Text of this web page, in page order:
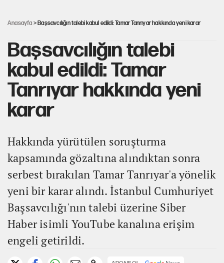
Anasayfa > Başsavcılığın talebi kabul edildi: Tamar Tanrıyar hakkında yeni karar
Başsavcılığın talebi
kabul edildi: Tamar
Tanrıyar hakkında yeni
karar
Hakkında yürütülen soruşturma
kapsamında gözaltına alındıktan sonra
serbest bırakılan Tamar Tanrıyar'a yönelik
yeni bir karar alındı. İstanbul Cumhuriyet
Başsavcılığı'nın talebi üzerine Siber
Haber isimli YouTube kanalına erişim
engeli getirildi.